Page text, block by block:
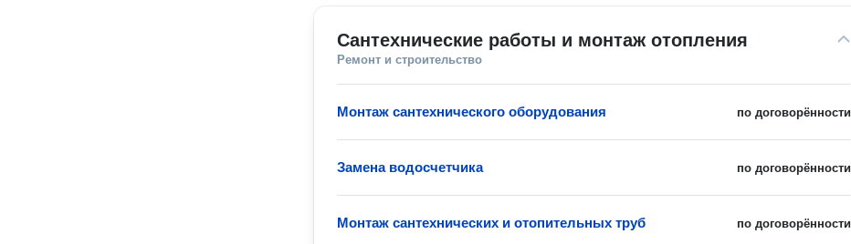
Сантехнические работы и монтаж отопления
Ремонт и строительство
по договорённости
Монтаж сантехнического оборудования
по договорённости
Замена водосчетчика
по договорённости
Монтаж сантехнических и отопительных труб